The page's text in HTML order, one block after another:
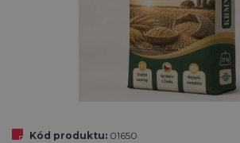
Kód produktu: 01650